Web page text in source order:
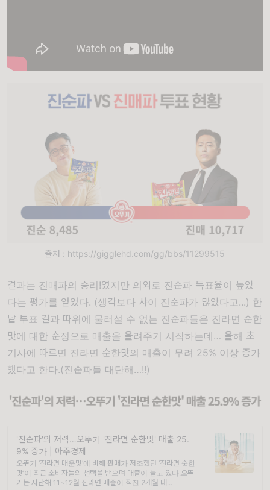
출처 : https://gigglehd.com/gg/bbs/11299515
결과는 진매파의 승리!였지만 의외로 진순파 득표율이 높았
다는 평가를 얻었다. (생각보다 샤이 진순파가 많았다고...) 한
낱 투표 결과 따위에 물러설 수 없는 진순파들은 진라면 순한
맛에 대한 순정으로 매출을 올려주기 시작하는데… 올해 초
기사에 따르면 진라면 순한맛의 매출이 무려 25% 이상 증가
했다고 한다.(진순파들 대단해…!!)
​'진순파'의 저력…오뚜기 '진라면 순한맛' 매출 25.
9% 증가 | 아주경제
오뚜기 ‘진라면 매운맛’에 비해 판매가 저조했던 ‘진라면 순한
맛’이 최근 소비자들의 선택을 받으며 매출이 늘고 있다.오뚜
기는 지난해 11~12월 진라면 매출이 직전 2개월 대...